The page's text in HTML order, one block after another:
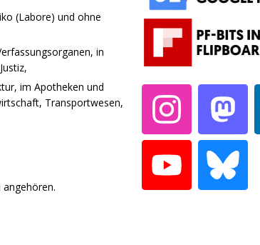
(Labore) und ohne
in
im Apotheken und
Transportwesen,